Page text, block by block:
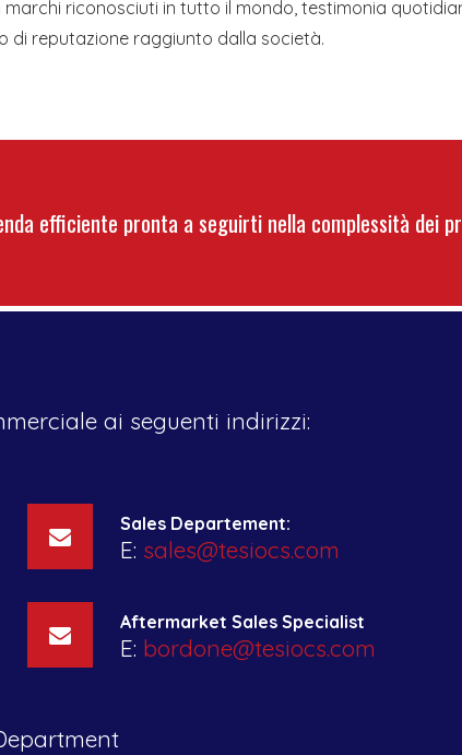
marchi riconosciuti in tutto il mondo, testimonia
di reputazione raggiunto dalla società.
efficiente pronta a seguirti nella complessità dei
ai seguenti indirizzi:
Sales Departement:
E: sales@tesiocs.com
Aftermarket Sales Specialist
E: bordone@tesiocs.com